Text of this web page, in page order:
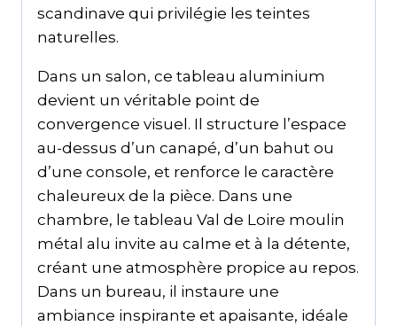
scandinave qui privilégie les teintes
naturelles.
Dans un salon, ce tableau aluminium
devient un véritable point de
convergence visuel. Il structure l’espace
au-dessus d’un canapé, d’un bahut ou
d’une console, et renforce le caractère
chaleureux de la pièce. Dans une
chambre, le tableau Val de Loire moulin
métal alu invite au calme et à la détente,
créant une atmosphère propice au repos.
Dans un bureau, il instaure une
ambiance inspirante et apaisante, idéale